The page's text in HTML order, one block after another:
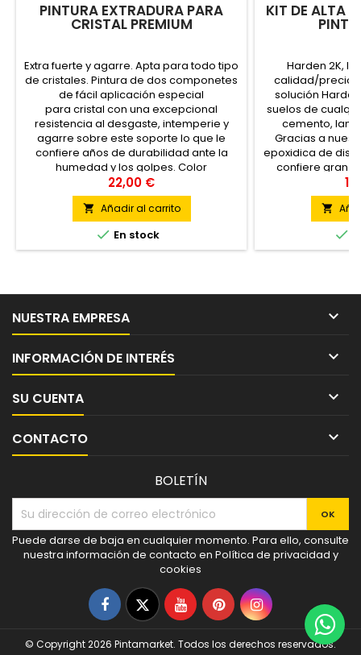
PINTURA EXTRADURA PARA
CRISTAL PREMIUM
Extra fuerte y agarre. Apta para todo tipo
de cristales. Pintura de dos componetes
de fácil aplicación especial
para cristal con una excepcional
resistencia al desgaste, intemperie y
agarre sobre este soporte lo que le
confiere años de durabilidad ante la
humedad y los golpes. Color
personalizado ¡escoje el color que tu
quieras! Pintura apta para...
22,00 €
 Añadir al carrito
 En stock
KIT DE ALTA
Harden 2K,
calidad/precio
solución
suelos de
cemento,
Gracias a
epoxidica de
confiere gran
impecable y


NUESTRA EMPRESA 
INFORMACIÓN DE INTERÉS 
SU CUENTA 
CONTACTO 
BOLETÍN
Puede darse de baja en cualquier momento. Para ello, consulte
nuestra información de contacto en Política de privacidad y
cookies
Facebook
TwitterYouTubePinterestInstagram
© Copyright 2026 Pintamarket. Todos los derechos reservados.